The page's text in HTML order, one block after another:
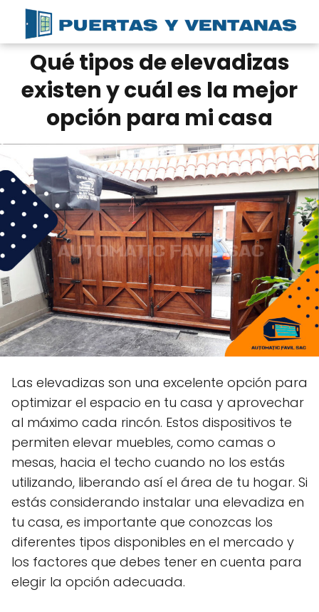
Qué tipos de elevadizas
existen y cuál es la mejor
opción para mi casa
Las elevadizas son una excelente opción para
optimizar el espacio en tu casa y aprovechar
al máximo cada rincón. Estos dispositivos te
permiten elevar muebles, como camas o
mesas, hacia el techo cuando no los estás
utilizando, liberando así el área de tu hogar. Si
estás considerando instalar una elevadiza en
tu casa, es importante que conozcas los
diferentes tipos disponibles en el mercado y
los factores que debes tener en cuenta para
elegir la opción adecuada.